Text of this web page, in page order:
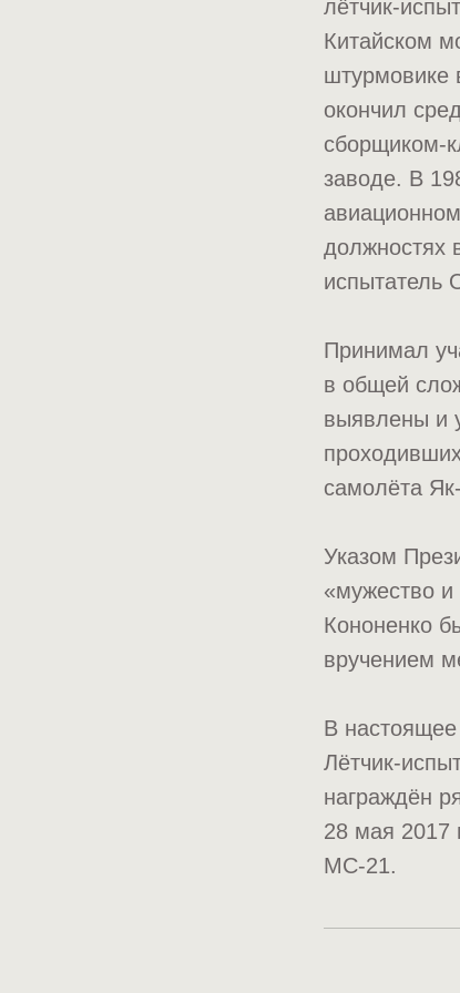
лётчик-
Китайском
штурмовике
окончил
сборщиком-
заводе. В
должностях
Принимал
в общей
выявлены и
самолёта
Указом
«мужество
Кононенко
вручением
В
Лётчик-
награждён
28 мая 2017
МС-21.